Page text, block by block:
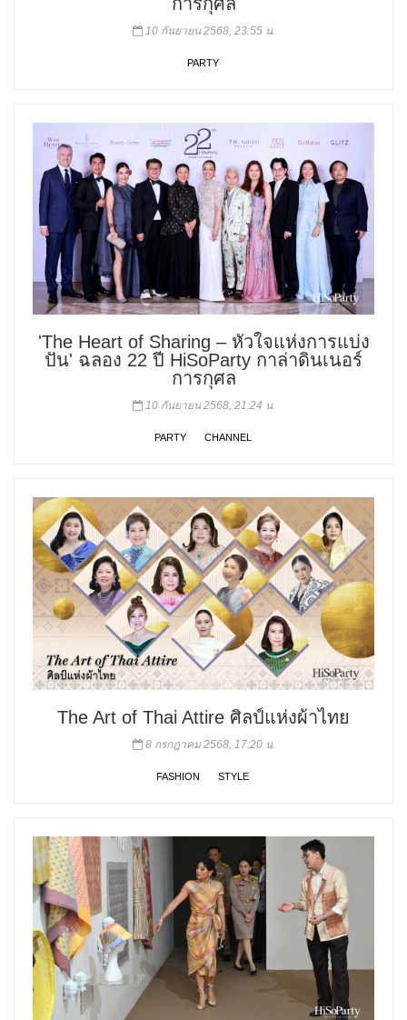
10 กันยายน 2568, 23:55 น.
PARTY
'The Heart of Sharing – หัวใจแห่งการแบ่ง
ปัน' ฉลอง 22 ปี HiSoParty กาล่าดินเนอร์
การกุศล
10 กันยายน 2568, 21:24 น.
PARTY CHANNEL
The Art of Thai Attire ศิลป์แห่งผ้าไทย
8 กรกฎาคม 2568, 17:20 น.
FASHION STYLE